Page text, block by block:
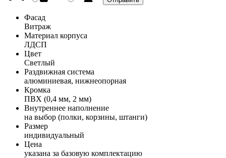
Фасад
Витраж
Материал корпуса
ЛДСП
Цвет
Светлый
Раздвижная система
алюминиевая, нижнеопорная
Кромка
ПВХ (0,4 мм, 2 мм)
Внутреннее наполнение
на выбор (полки, корзины, штанги)
Размер
индивидуальный
Цена
указана за базовую комплектацию